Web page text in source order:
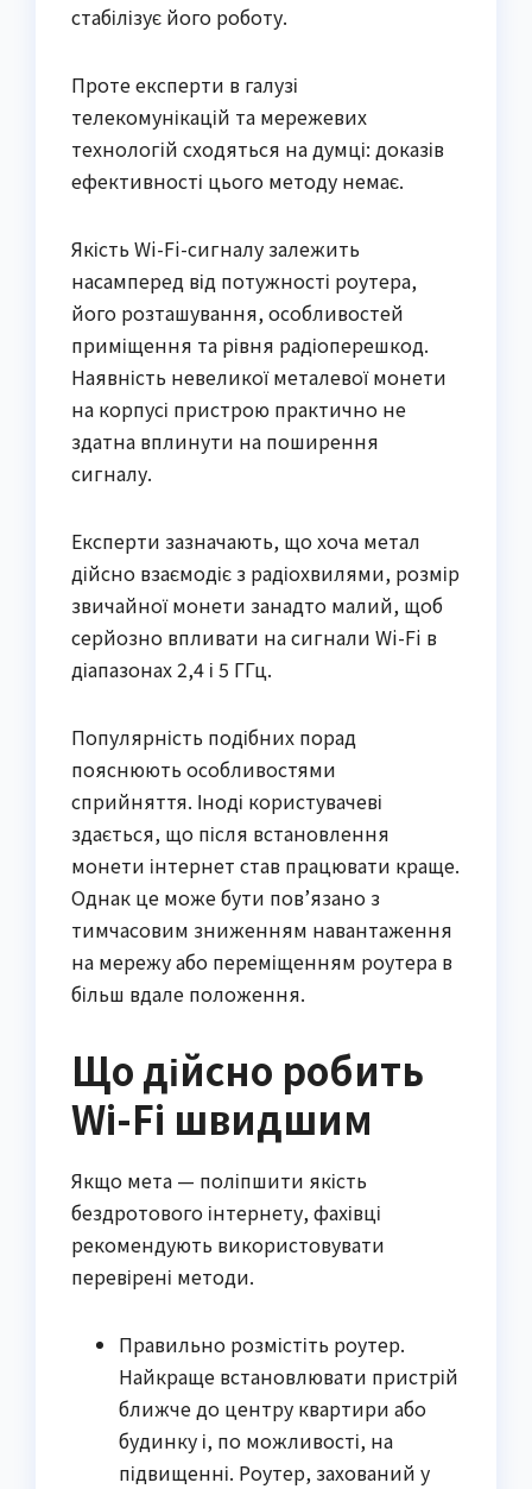
стабілізує його роботу.
Проте експерти в галузі
телекомунікацій та мережевих
технологій сходяться на думці: доказів
ефективності цього методу немає.
Якість Wi-Fi-сигналу залежить
насамперед від потужності роутера,
його розташування, особливостей
приміщення та рівня радіоперешкод.
Наявність невеликої металевої монети
на корпусі пристрою практично не
здатна вплинути на поширення
сигналу.
Експерти зазначають, що хоча метал
дійсно взаємодіє з радіохвилями, розмір
звичайної монети занадто малий, щоб
серйозно впливати на сигнали Wi-Fi в
діапазонах 2,4 і 5 ГГц.
Популярність подібних порад
пояснюють особливостями
сприйняття. Іноді користувачеві
здається, що після встановлення
монети інтернет став працювати краще.
Однак це може бути пов’язано з
тимчасовим зниженням навантаження
на мережу або переміщенням роутера в
більш вдале положення.
Що дійсно робить
Wi-Fi швидшим
Якщо мета — поліпшити якість
бездротового інтернету, фахівці
рекомендують використовувати
перевірені методи.
Правильно розмістіть роутер.
Найкраще встановлювати пристрій
ближче до центру квартири або
будинку і, по можливості, на
підвищенні. Роутер, захований у